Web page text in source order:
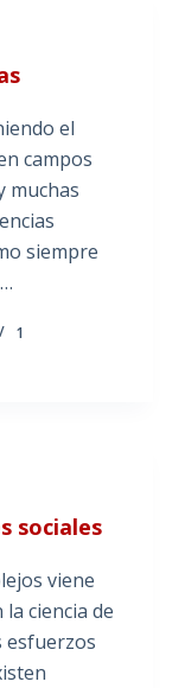
el
campos
muchas
siempre
1
sociales
viene
ciencia de
esfuerzos